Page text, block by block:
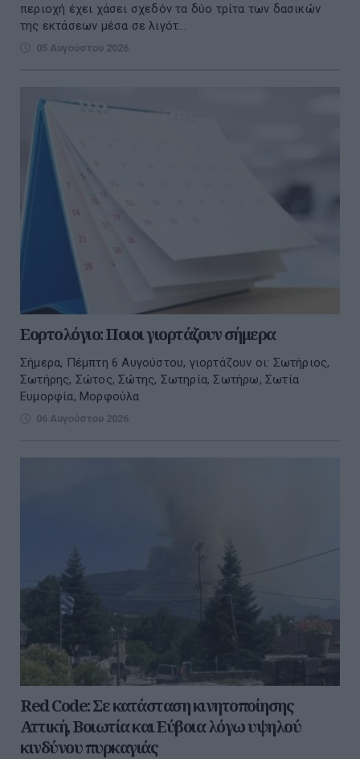
περιοχή έχει χάσει σχεδόν τα δύο τρίτα των δασικών
της εκτάσεων μέσα σε λιγότ...
05 Αυγούστου 2026
Εορτολόγιο: Ποιοι γιορτάζουν σήμερα
Σήμερα, Πέμπτη 6 Αυγούστου, γιορτάζουν οι: Σωτήριος,
Σωτήρης, Σώτος, Σώτης, Σωτηρία, Σωτήρω, Σωτία
Ευμορφία, Μορφούλα
06 Αυγούστου 2026
Red Code: Σε κατάσταση κινητοποίησης
Αττική, Βοιωτία και Εύβοια λόγω υψηλού
κινδύνου πυρκαγιάς